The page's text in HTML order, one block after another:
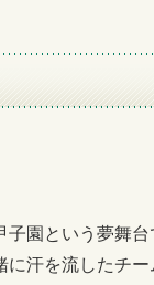
園という夢舞
汗を流したチ